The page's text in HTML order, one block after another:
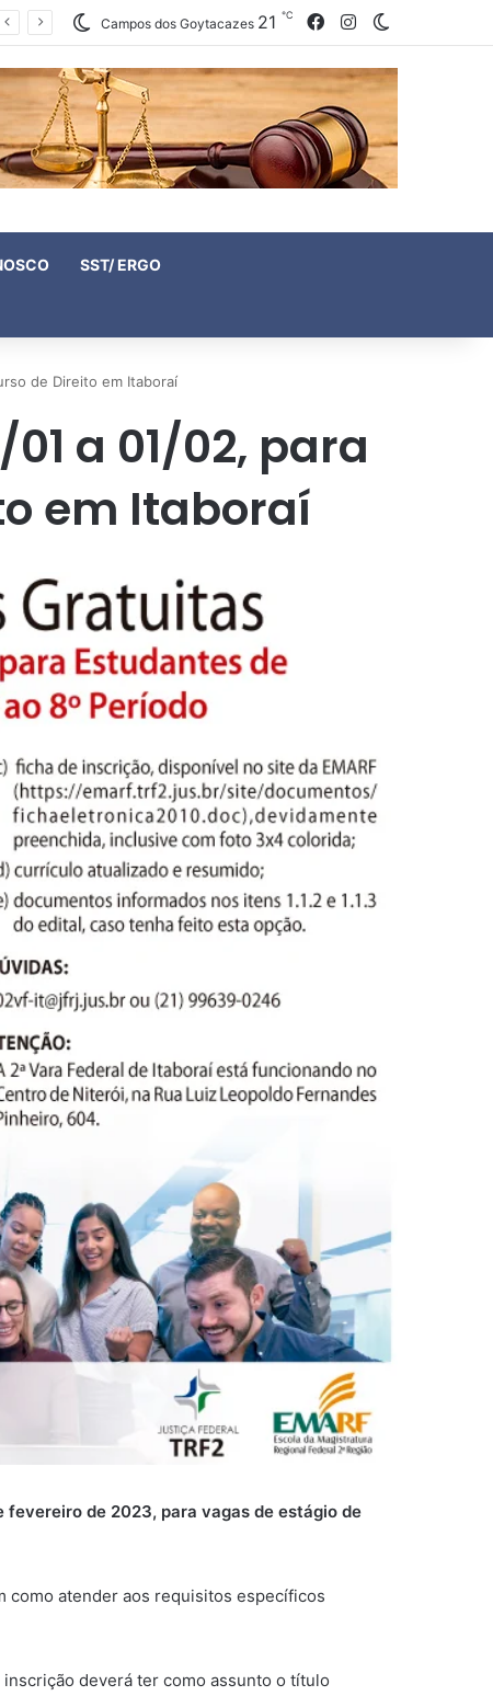
Campos dos Goytacazes 21 ℃ FacebookInstagram
SST/ ERGO
de Direito em Itaboraí
a 01/02, para
em Itaboraí
de 2023, para vagas de estágio de
como atender aos requisitos específicos
inscrição deverá ter como assunto o título